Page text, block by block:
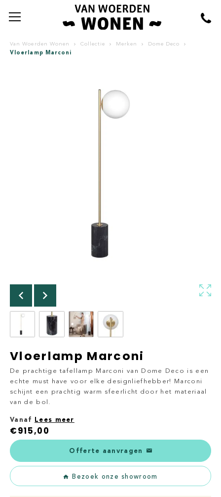
Van Woerden Wonen Collectie Merken Dome Deco
Vloerlamp Marconi
Vloerlamp Marconi
De prachtige tafellamp Marconi van Dome Deco is een
echte must have voor elke designliefhebber! Marconi
schijnt een prachtig warm sfeerlicht door het materiaal
van de bol.
Vanaf Lees meer
€915,00
Offerte aanvragen
Bezoek onze showroom